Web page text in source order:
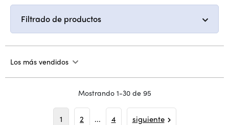
Filtrado de productos
Los más vendidos
Mostrando 1-30 de 95
1 2 ... 4 siguiente